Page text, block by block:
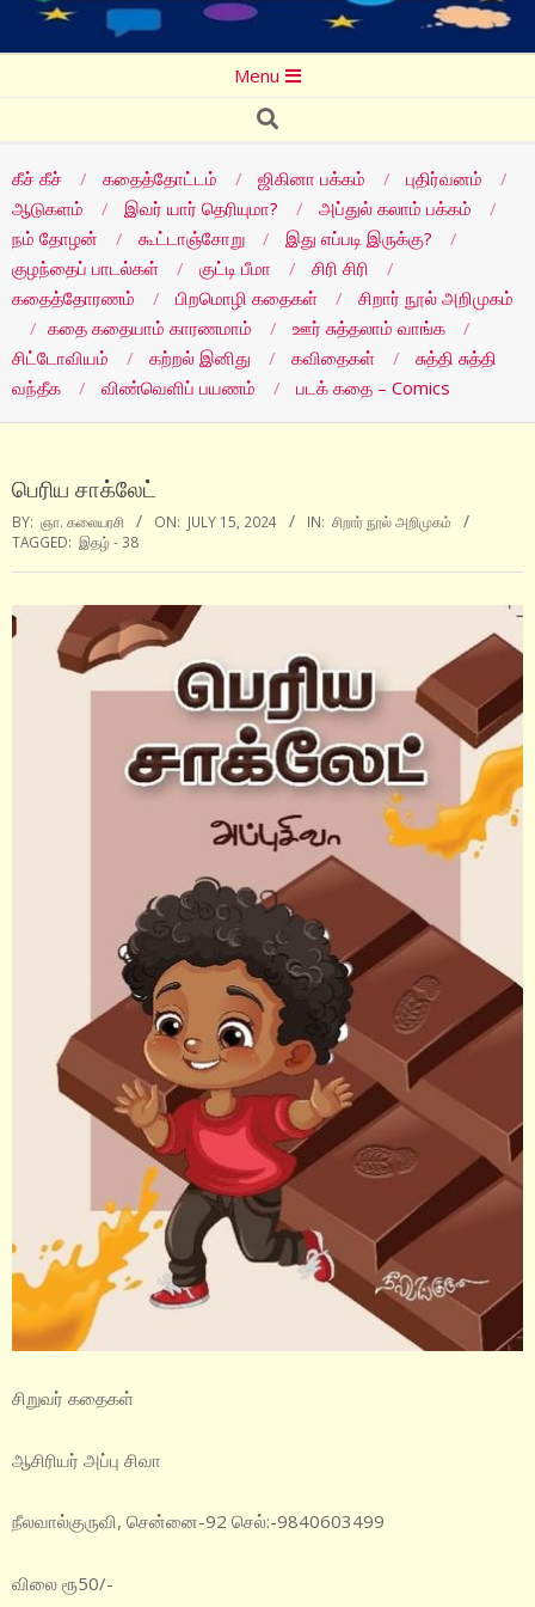
Menu
Search
கீச் கீச் கதைத்தோட்டம் ஜிகினா பக்கம்
புதிர்வனம்
ஆடுகளம்
இவர் யார் தெரியுமா?
அப்துல் கலாம் பக்கம்
நம் தோழன்
கூட்டாஞ்சோறு
இது எப்படி இருக்கு?
குழந்தைப் பாடல்கள்
குட்டி பீமா
சிரி சிரி
கதைத்தோரணம்
பிறமொழி கதைகள்
சிறார் நூல் அறிமுகம்
கதை கதையாம் காரணமாம்
ஊர் சுத்தலாம் வாங்க
சிட்டோவியம்
கற்றல் இனிது கவிதைகள்
சுத்தி சுத்தி
வந்தீக
விண்வெளிப் பயணம் படக் கதை – Comics
பெரிய சாக்லேட்
BY: ஞா. கலையரசி ON: JULY 15, 2024 IN: சிறார் நூல் அறிமுகம்
TAGGED: இதழ் - 38
சிறுவர் கதைகள்
ஆசிரியர் அப்பு சிவா
நீலவால்குருவி, சென்னை-92 செல்:-9840603499
விலை ரூ50/-